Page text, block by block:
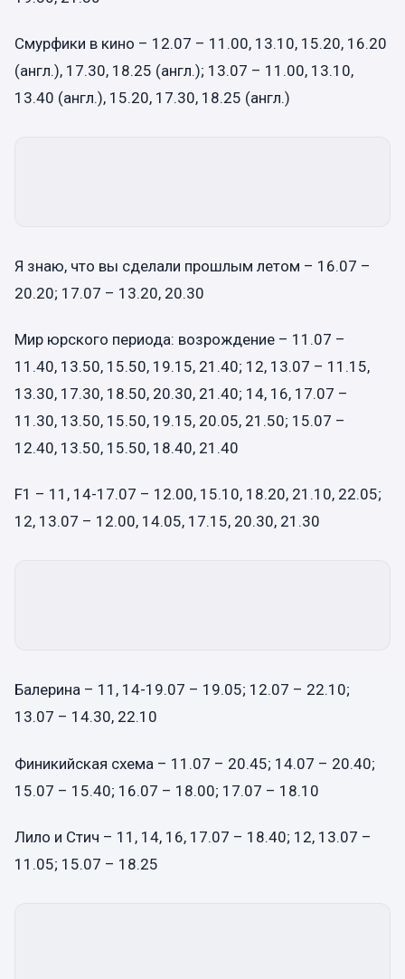
Смурфики в кино – 12.07 – 11.00, 13.10, 15.20, 16.20
(англ.), 17.30, 18.25 (англ.); 13.07 – 11.00, 13.10,
13.40 (англ.), 15.20, 17.30, 18.25 (англ.)
Я знаю, что вы сделали прошлым летом – 16.07 –
20.20; 17.07 – 13.20, 20.30
Мир юрского периода: возрождение – 11.07 –
11.40, 13.50, 15.50, 19.15, 21.40; 12, 13.07 – 11.15,
13.30, 17.30, 18.50, 20.30, 21.40; 14, 16, 17.07 –
11.30, 13.50, 15.50, 19.15, 20.05, 21.50; 15.07 –
12.40, 13.50, 15.50, 18.40, 21.40
F1 – 11, 14-17.07 – 12.00, 15.10, 18.20, 21.10, 22.05;
12, 13.07 – 12.00, 14.05, 17.15, 20.30, 21.30
Балерина – 11, 14-19.07 – 19.05; 12.07 – 22.10;
13.07 – 14.30, 22.10
Финикийская схема – 11.07 – 20.45; 14.07 – 20.40;
15.07 – 15.40; 16.07 – 18.00; 17.07 – 18.10
Лило и Стич – 11, 14, 16, 17.07 – 18.40; 12, 13.07 –
11.05; 15.07 – 18.25